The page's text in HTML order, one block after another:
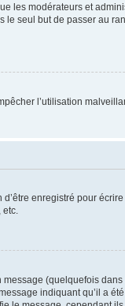
les modérateurs et
seul but de passer au
l’utilisation
enregistré pour
(quelquefois
indiquant qu’il a